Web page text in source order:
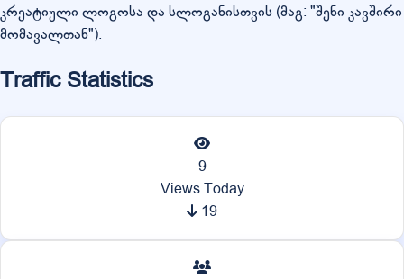
კრეატიული ლოგოსა და სლოგანისთვის (მაგ: "შენი კავშირი
მომავალთან").
Traffic Statistics
9
Views Today
19